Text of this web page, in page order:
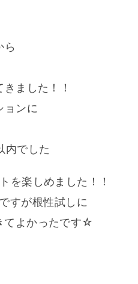
ら
ました！！
ョンに
内でした
を楽しめました！！
すが根性試しに
てよかったです☆